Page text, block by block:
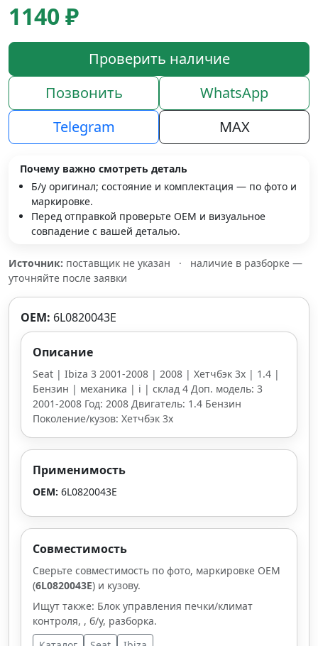
1140 ₽
Проверить наличие
Позвонить
WhatsApp
Telegram
MAX
Почему важно смотреть деталь
Б/у оригинал; состояние и комплектация — по фото и
маркировке.
Перед отправкой проверьте OEM и визуальное
совпадение с вашей деталью.
Источник: поставщик не указан ·
наличие в разборке —
уточняйте после заявки
OEM: 6L0820043E
Описание
Seat | Ibiza 3 2001-2008 | 2008 | Хетчбэк 3х | 1.4 |
Бензин | механика | i | склад 4 Доп. модель: 3
2001-2008 Год: 2008 Двигатель: 1.4 Бензин
Поколение/кузов: Хетчбэк 3х
Применимость
OEM: 6L0820043E
Совместимость
Сверьте совместимость по фото, маркировке OEM
(6L0820043E) и кузову.
Ищут также: Блок управления печки/климат
контроля, , б/у, разборка.